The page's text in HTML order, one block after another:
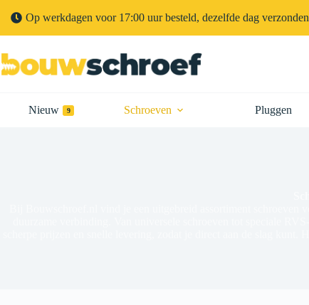
Op werkdagen voor 17:00 uur besteld, dezelfde dag verzonden
Nieuw 9 Schroeven Pluggen